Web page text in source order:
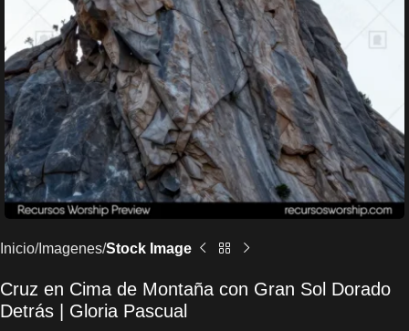
Inicio Imagenes Stock Image
Cruz en Cima de Montaña con Gran Sol Dorado
Detrás | Gloria Pascual